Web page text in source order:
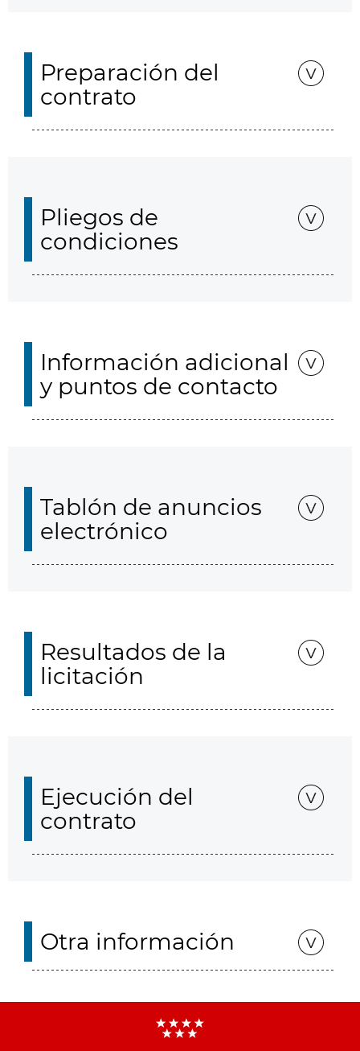
Preparación del
contrato
Pliegos de
condiciones
Información adicional
y puntos de contacto
Tablón de anuncios
electrónico
Resultados de la
licitación
Ejecución del
contrato
Otra información